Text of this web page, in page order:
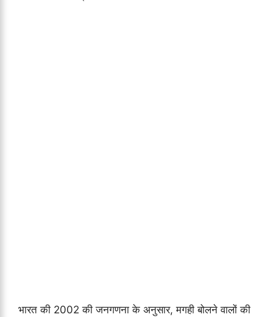
भारत की 2002 की जनगणना के अनुसार, मगही बोलने वालों की